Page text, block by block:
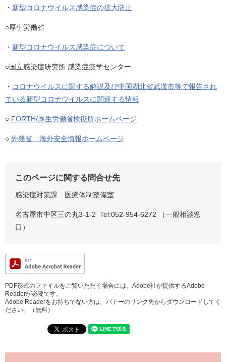
・ 新型コロナウイルス感染症の拡大防止
○厚生労働省
・ 新型コロナウイルス感染症について
○国立感染症研究所 感染症疫学センター
・ コロナウイルスに関する解説及び中国湖北省武漢市等で報告され
ている新型コロナウイルスに関連する情報
○ FORTH/厚生労働省検疫所ホームページ
○ 外務省 海外安全情報ホームページ
このページに関する問合せ先
感染症対策課 医療体制整備室
名古屋市中区三の丸3-1-2 Tel:052-954-6272 （一般相談窓
口）
PDF形式のファイルをご覧いただく場合には、Adobe社が提供するAdobe
Readerが必要です。
Adobe Readerをお持ちでない方は、バナーのリンク先からダウンロードしてく
ださい。（無料）